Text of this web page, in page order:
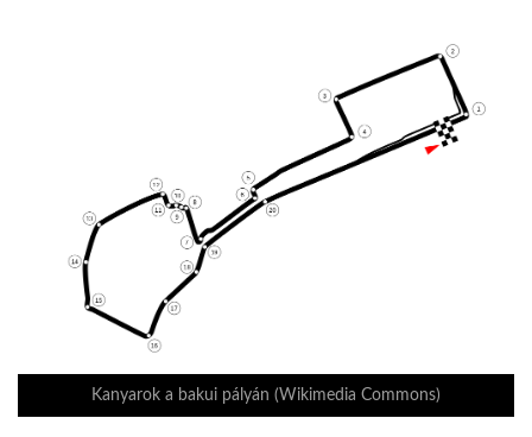
Kanyarok a bakui pályán (Wikimedia Commons)